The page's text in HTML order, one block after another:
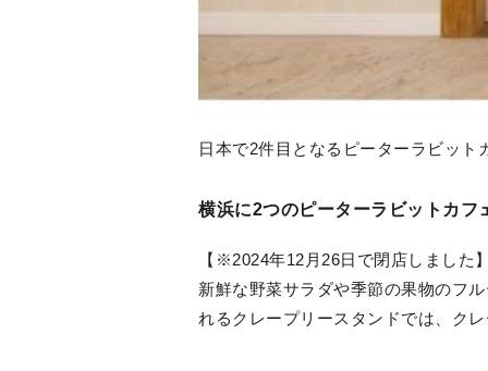
日本で2件目となるピーターラビッ
横浜に2つのピーターラビットカフ
【※2024年12月26日で閉店しました
新鮮な野菜サラダや季節の果物のフ
れるクレープリースタンドでは、ク